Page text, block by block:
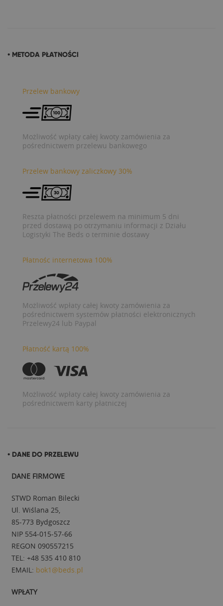
• METODA PŁATNOŚCI
Przelew bankowy
Możliwość wpłaty całej kwoty zamówienia za
pośrednictwem przelewu bankowego
Przelew bankowy zaliczkowy 30%
Reszta płatności przelewem na minimum 5 dni
przed dostawą po otrzymaniu informacji z Działu
Logistyki The Beds o terminie dostawy
Płatnośc internetowa 100%
Możliwość wpłaty całej kwoty zamówienia za
pośrednictwem systemów płatności elektronicznych
Przelewy24 lub Paypal
Płatność kartą 100%
Możliwość wpłaty całej kwoty zamówienia za
pośrednictwem karty płatniczej
• DANE DO PRZELEWU
DANE FIRMOWE
STWD Roman Bilecki
Ul. Wiślana 25,
85-773 Bydgoszcz
NIP 554-015-57-66
REGON 090557215
TEL: +48 535 410 810
EMAIL: bok1@beds.pl
WPŁATY